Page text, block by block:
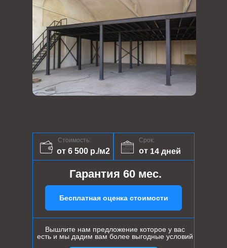
Срок:
от 14 дней
Стоимость:
от 6 500 р./м2
Гарантия 60 мес.
Бесплатная оценка стоимости
Вышлите нам предложение которое у вас
есть и мы дадим вам более выгодные условий